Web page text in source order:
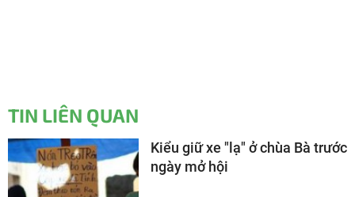
TIN LIÊN QUAN
Kiểu giữ xe "lạ" ở chùa Bà trước
ngày mở hội